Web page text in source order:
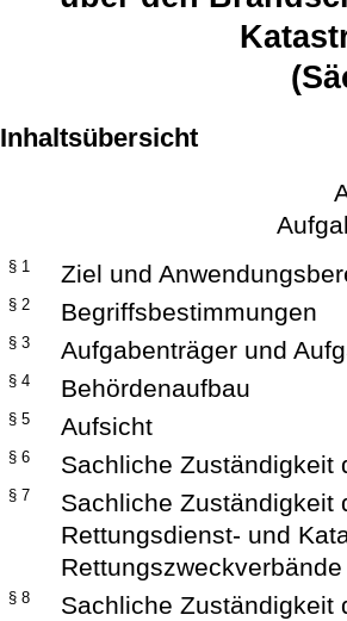
Inhaltsübersicht
§ 1 Ziel und
§ 2 Begriffsbestimmungen
§ 3 Aufgabenträger und
§ 4 Behördenaufbau
§ 5 Aufsicht
§ 6 Sachliche Zuständigkeit
§ 7
Sachliche Zuständigkeit
Rettungsdienst- und
Rettungszweckverbände
§ 8
Sachliche Zuständigkeit